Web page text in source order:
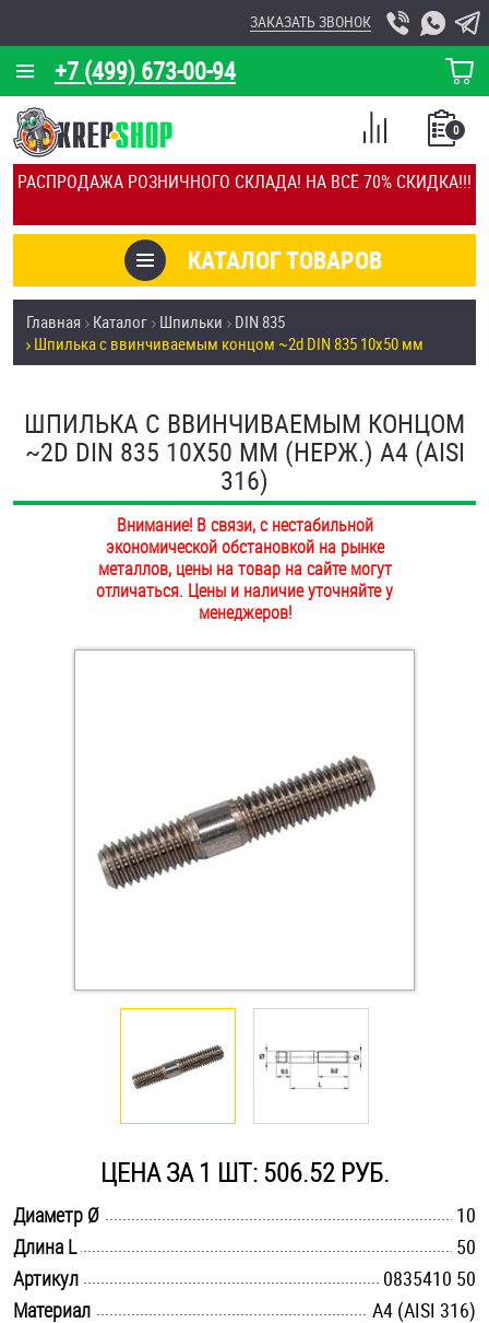
РАСПРОДАЖА РОЗНИЧНОГО СКЛАДА! НА ВСЁ 70% СКИДКА!!!
+7 (499) 673-00-94
ЗАКАЗАТЬ ЗВОНОК
КОРЗИНА
О КОМПАНИИ
КАЛЬКУЛЯТОР
ОТЗЫВЫ
УСЛУГИ
СКИДКИ
ОПТ
ПОКУПАТЕЛЯМ
ОПЛАТА И ДОСТАВКА
НАШИ МАГАЗИНЫ
КАТАЛОГ ТОВАРОВ
0
СПИСОК
СРАВНЕНИЕ
Товары со скидкой
Анкеры
Антивандальный крепёж, инструмент
Инструмент
Крюки, кольца с метрической резьбой
Стопорные кольца
Такелаж
Главная Каталог Шпильки
DIN 835
Шпилька c ввинчиваемым концом ~2d DIN 835 10х50 мм
ШПИЛЬКА C ВВИНЧИВАЕМЫМ КОНЦОМ
~2D DIN 835 10Х50 ММ (НЕРЖ.) A4 (AISI
316)
Внимание! В связи, с нестабильной
экономической обстановкой на рынке
металлов, цены на товар на сайте могут
отличаться. Цены и наличие уточняйте у
менеджеров!
ЦЕНА ЗА 1 ШТ: 506.52 РУБ.
Диаметр Ø
10
Длина L
50
Артикул
0835410 50
Материал
A4 (AISI 316)